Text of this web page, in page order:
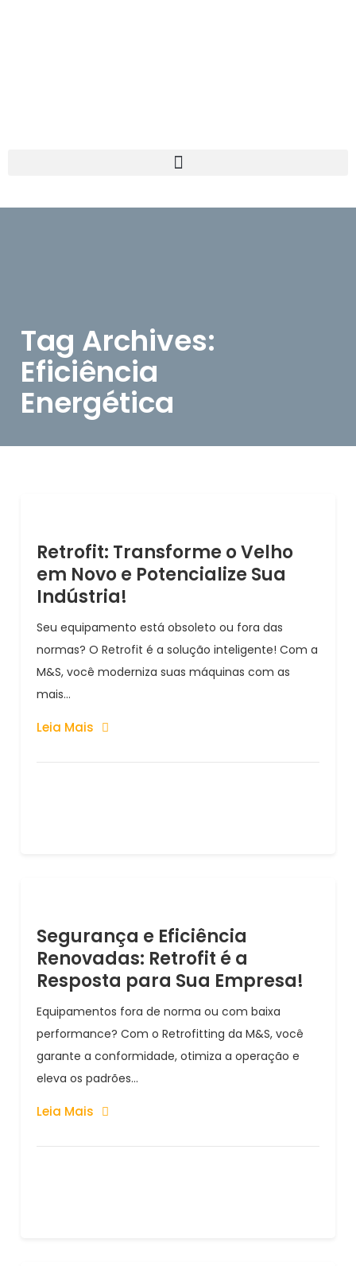
Tag Archives:
Eficiência
Energética
Retrofit: Transforme o Velho
em Novo e Potencialize Sua
Indústria!
Seu equipamento está obsoleto ou fora das
normas? O Retrofit é a solução inteligente! Com a
M&S, você moderniza suas máquinas com as
mais...
Leia Mais
Segurança e Eficiência
Renovadas: Retrofit é a
Resposta para Sua Empresa!
Equipamentos fora de norma ou com baixa
performance? Com o Retrofitting da M&S, você
garante a conformidade, otimiza a operação e
eleva os padrões...
Leia Mais